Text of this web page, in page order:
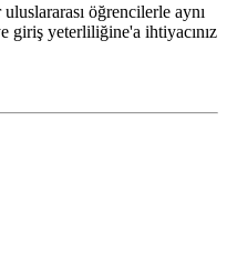
öğrencilerle aynı
giriş yeterliliğine'a ihtiyacınız